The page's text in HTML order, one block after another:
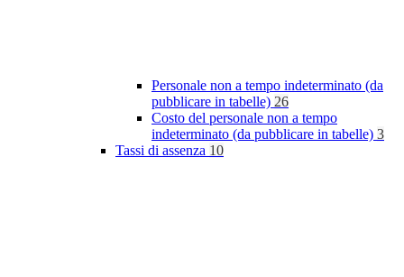
Personale non a tempo indeterminato (da
pubblicare in tabelle) 26
Costo del personale non a tempo
indeterminato (da pubblicare in tabelle) 3
Tassi di assenza 10